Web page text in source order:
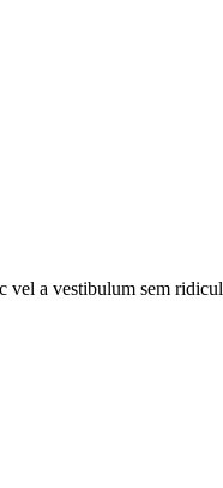
vel a vestibulum sem